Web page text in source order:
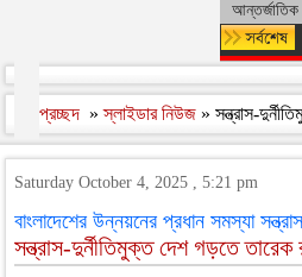
আন্তর্জাতিক
প্রচ্ছদ »স্লাইডার নিউজ » সন্ত্রাস-
Saturday October 4, 2025 , 5:21 pm
বাংলাদেশের উন্নয়নের প্রধান সমস্যা
সন্ত্রাস-দুর্নীতিমুক্ত দেশ গড়তে